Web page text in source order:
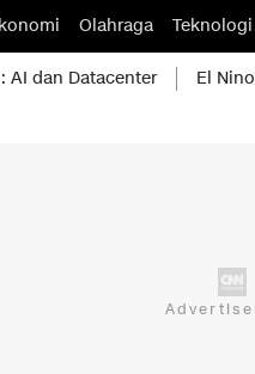
Olahraga Teknologi
AI dan Datacenter El Nino